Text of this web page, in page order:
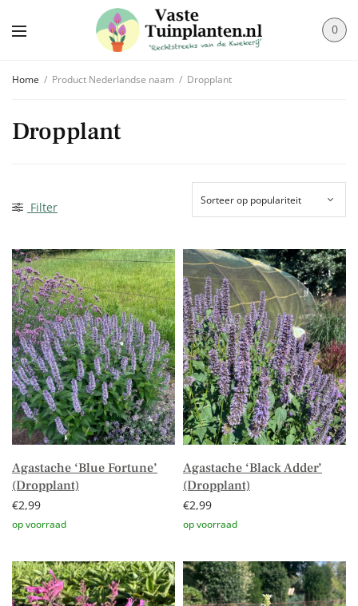
0
Home / Product Nederlandse naam / Dropplant
Dropplant
Filter
Agastache ‘Blue Fortune’
(Dropplant)
€2,99
Agastache ‘Black Adder’
(Dropplant)
€2,99